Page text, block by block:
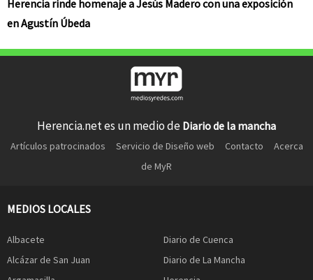
Herencia rinde homenaje a Jesús Madero con una exposición
en Agustín Úbeda
Herencia.net es un medio de Diario de la mancha
Artículos patrocinados Servicio de Diseño web Contacto
Acerca
de MyR
MEDIOS LOCALES
Albacete
Alcázar de San Juan
Diario de Cuenca
Diario de La Mancha